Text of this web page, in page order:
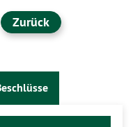
Zurück